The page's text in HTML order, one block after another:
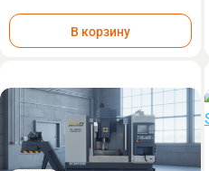
В корзину